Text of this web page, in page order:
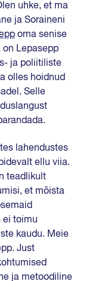
uhke, et ma
ja Soraineni
oma senise
Lepasepp
ja poliitiliste
olles hoidnud
Selle
lahendustes
ellu viia.
teadlikult
et mõista
ei toimu
kaudu. Meie
Just
ja metoodiline